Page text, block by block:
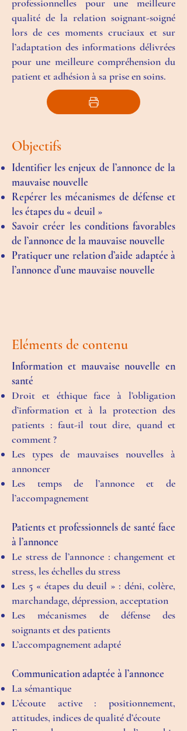
professionnelles pour une meilleure
qualité de la relation soignant-soigné
lors de ces moments cruciaux et sur
l’adaptation des informations délivrées
pour une meilleure compréhension du
patient et adhésion à sa prise en soins.
Objectifs
Identifier les enjeux de l’annonce de la
mauvaise nouvelle
Repérer les mécanismes de défense et
les étapes du « deuil »
Savoir créer les conditions favorables
de l’annonce de la mauvaise nouvelle
Pratiquer une relation d’aide adaptée à
l’annonce d’une mauvaise nouvelle
Eléments de contenu
Information et mauvaise nouvelle en
santé
Droit et éthique face à l’obligation
d’information et à la protection des
patients : faut-il tout dire, quand et
comment ?
Les types de mauvaises nouvelles à
annoncer
Les temps de l’annonce et de
l’accompagnement
Patients et professionnels de santé face
à l’annonce
Le stress de l’annonce : changement et
stress, les échelles du stress
Les 5 « étapes du deuil » : déni, colère,
marchandage, dépression, acceptation
Les mécanismes de défense des
soignants et des patients
L’accompagnement adapté
Communication adaptée à l’annonce
La sémantique
L’écoute active : positionnement,
attitudes, indices de qualité d’écoute